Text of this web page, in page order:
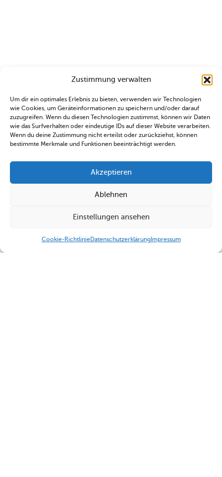
Zustimmung verwalten
Um dir ein optimales Erlebnis zu bieten, verwenden wir Technologien
wie Cookies, um Geräteinformationen zu speichern und/oder darauf
zuzugreifen. Wenn du diesen Technologien zustimmst, können wir Daten
wie das Surfverhalten oder eindeutige IDs auf dieser Website verarbeiten.
Wenn du deine Zustimmung nicht erteilst oder zurückziehst, können
bestimmte Merkmale und Funktionen beeinträchtigt werden.
Akzeptieren
Ablehnen
Einstellungen ansehen
Cookie-RichtlinieDatenschutzerklärungImpressum